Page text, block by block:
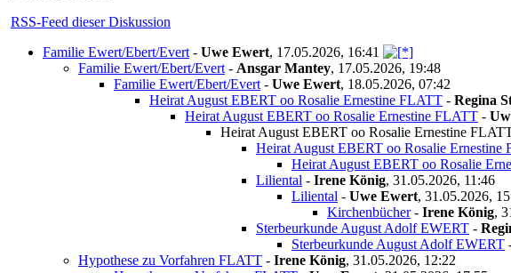
RSS-Feed dieser Diskussion
Familie Ewert/Ebert/Evert - Uwe Ewert, 17.05.2026, 16:41
Familie Ewert/Ebert/Evert - Ansgar Mantey, 17.05.2026, 19:48
Familie Ewert/Ebert/Evert - Uwe Ewert, 18.05.2026, 07:42
Heirat August EBERT oo Rosalie Ernestine FLATT - Regina
Heirat August EBERT oo Rosalie Ernestine FLATT -
Heirat August EBERT oo Rosalie Ernestine
Heirat August EBERT oo Rosalie Ernestine
Heirat August EBERT oo Rosalie
Liliental - Irene König, 31.05.2026, 11:46
Liliental - Uwe Ewert, 31.05.2026,
Kirchenbücher- Irene König,
Sterbeurkunde August Adolf EWERT -
Sterbeurkunde August Adolf EWERT
Hypothese zu Vorfahren FLATT - Irene König, 31.05.2026, 12:22